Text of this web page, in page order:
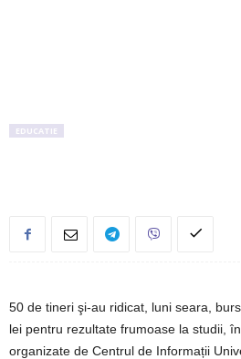
EDUCATIE
50 de tineri şi-au ridicat, luni seara,
lei pentru rezultate frumoase la studii,
organizate de Centrul de Informații